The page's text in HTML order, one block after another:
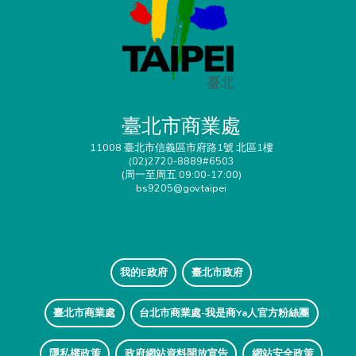
臺北市商業處
11008 臺北市信義區市府路1號 北區1樓
(02)2720-8889#6503
(周一至周五 09:00-17:00)
bs9205@gov.taipei
我的E政府 臺北市政府
臺北市商業處 台北市商業處-我是商Ya人官方粉絲團